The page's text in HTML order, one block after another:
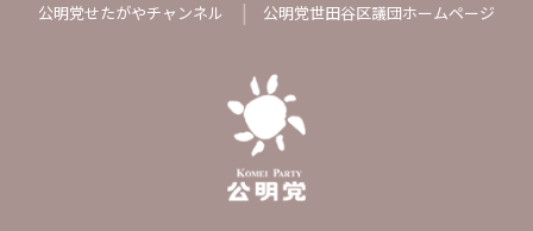
公明党せたがやチャンネル
公明党世田谷区議団ホームページ